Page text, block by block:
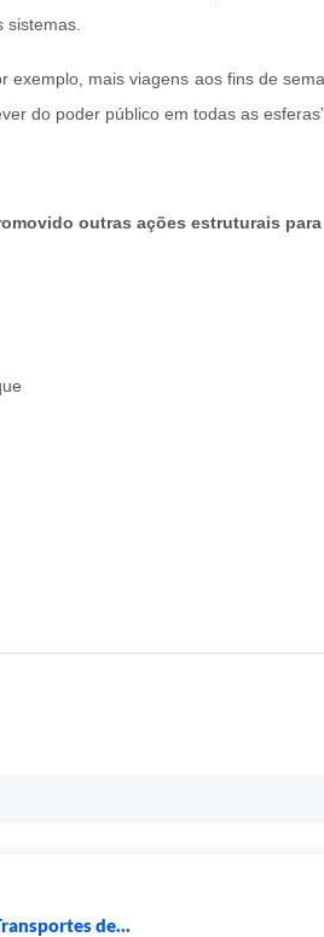
mais viagens aos fins de
do poder público em todas as
outras ações estruturais
de...